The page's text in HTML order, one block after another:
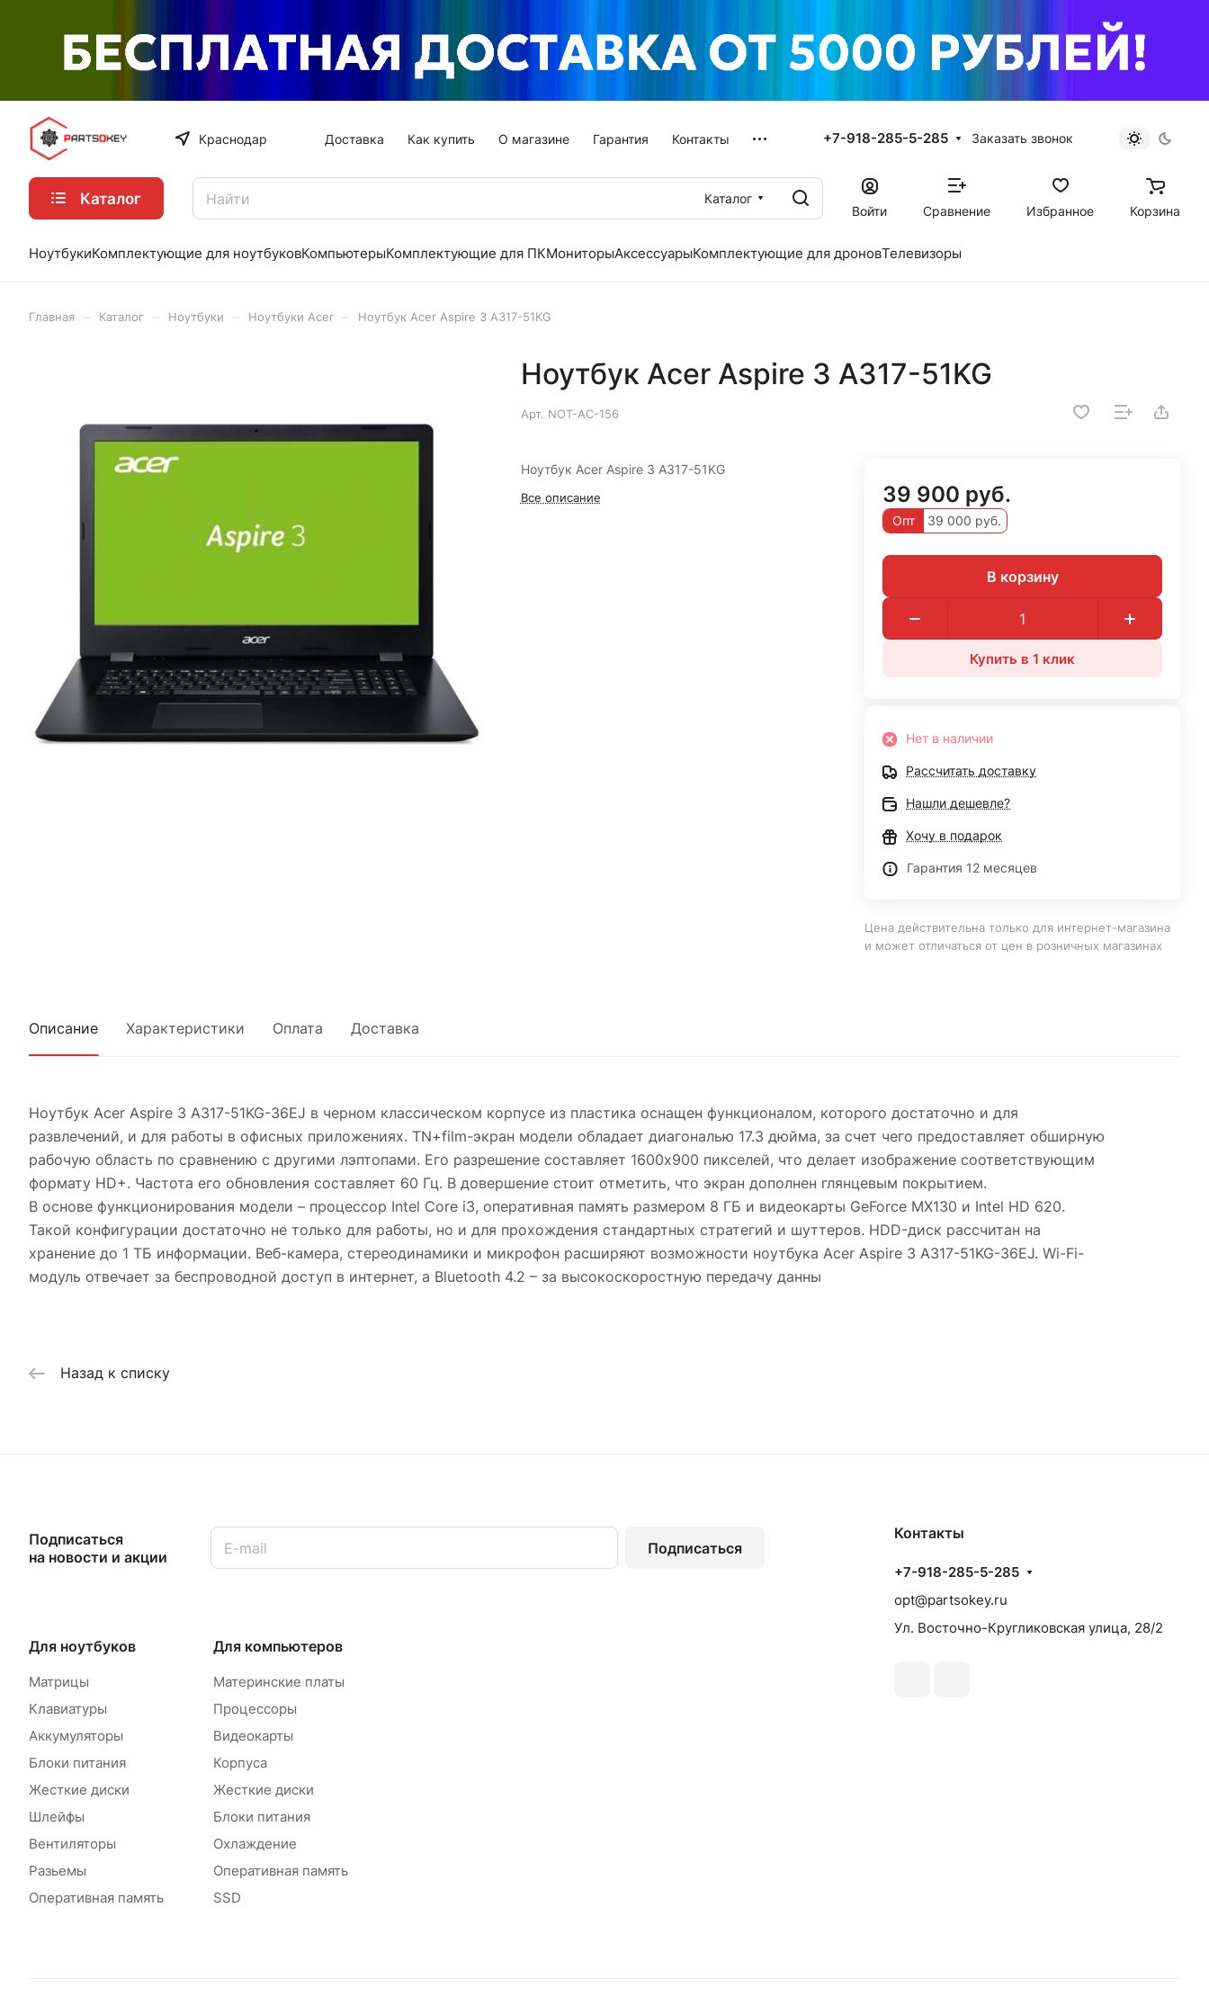
Краснодар Доставка Как купить О магазине Гарантия Контакты +7-918-285-5-285 Заказать звонок
Каталог
Каталог
Войти
Сравнение Избранное Корзина
НоутбукиКомплектующие для ноутбуковКомпьютерыКомплектующие для ПКМониторыАксессуарыКомплектующие для дроновТелевизоры
Главная Каталог Ноутбуки Ноутбуки Acer Ноутбук Acer Aspire 3 A317-51KG
Ноутбук Acer Aspire 3 A317-51KG
Арт. NOT-AC-156
Ноутбук Acer Aspire 3 A317-51KG
Все описание 39 900 руб.
Опт 39 000 руб.
В корзину
Купить в 1 клик
Нет в наличии
Рассчитать доставку
Нашли дешевле?
Хочу в подарок
Гарантия 12 месяцев
Цена действительна только для интернет-магазина
и может отличаться от цен в розничных магазинах
Описание Характеристики Оплата Доставка
Ноутбук Acer Aspire 3 A317-51KG-36EJ в черном классическом корпусе из пластика оснащен функционалом, которого достаточно и для
развлечений, и для работы в офисных приложениях. TN+film-экран модели обладает диагональю 17.3 дюйма, за счет чего предоставляет обширную
рабочую область по сравнению с другими лэптопами. Его разрешение составляет 1600x900 пикселей, что делает изображение соответствующим
формату HD+. Частота его обновления составляет 60 Гц. В довершение стоит отметить, что экран дополнен глянцевым покрытием.
В основе функционирования модели – процессор Intel Core i3, оперативная память размером 8 ГБ и видеокарты GeForce MX130 и Intel HD 620.
Такой конфигурации достаточно не только для работы, но и для прохождения стандартных стратегий и шуттеров. HDD-диск рассчитан на
хранение до 1 ТБ информации. Веб-камера, стереодинамики и микрофон расширяют возможности ноутбука Acer Aspire 3 A317-51KG-36EJ. Wi-Fi-
модуль отвечает за беспроводной доступ в интернет, а Bluetooth 4.2 – за высокоскоростную передачу данны
Назад к списку
Подписаться
на новости и акции
Подписаться
Для ноутбуков
Матрицы
Клавиатуры
Аккумуляторы
Блоки питания
Жесткие диски
Шлейфы
Вентиляторы
Разьемы
Оперативная память
Для компьютеров
Материнские платы
Процессоры
Видеокарты
Корпуса
Жесткие диски
Блоки питания
Охлаждение
Оперативная память
SSD
Контакты
+7-918-285-5-285
opt@partsokey.ru
Ул. Восточно-Кругликовская улица, 28/2